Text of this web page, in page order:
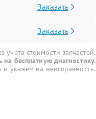
Заказать
Заказать
стоимости запчастей.
на бесплатную диагностику.
укажем на неисправность.